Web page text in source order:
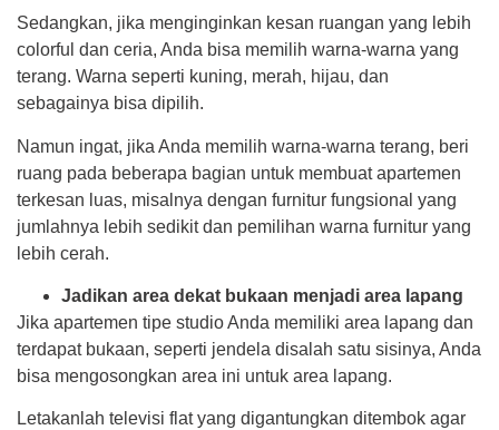
Sedangkan, jika menginginkan kesan ruangan yang lebih
colorful dan ceria, Anda bisa memilih warna-warna yang
terang. Warna seperti kuning, merah, hijau, dan
sebagainya bisa dipilih.
Namun ingat, jika Anda memilih warna-warna terang, beri
ruang pada beberapa bagian untuk membuat apartemen
terkesan luas, misalnya dengan furnitur fungsional yang
jumlahnya lebih sedikit dan pemilihan warna furnitur yang
lebih cerah.
Jadikan area dekat bukaan menjadi area lapang
Jika apartemen tipe studio Anda memiliki area lapang dan
terdapat bukaan, seperti jendela disalah satu sisinya, Anda
bisa mengosongkan area ini untuk area lapang.
Letakanlah televisi flat yang digantungkan ditembok agar